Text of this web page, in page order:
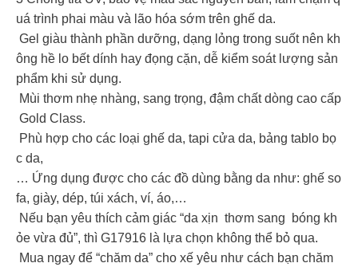
uá trình phai màu và lão hóa sớm trên ghế da.
Gel giàu thành phần dưỡng, dạng lỏng trong suốt nên kh
ông hề lo bết dính hay đọng cặn, dễ kiểm soát lượng sản
phẩm khi sử dụng.
Mùi thơm nhẹ nhàng, sang trọng, đậm chất dòng cao cấp
Gold Class.
️ Phù hợp cho các loại ghế da, tapi cửa da, bảng tablo bọ
c da,
… Ứng dụng được cho các đồ dùng bằng da như: ghế so
fa, giày, dép, túi xách, ví, áo,…
Nếu bạn yêu thích cảm giác “da xịn thơm sang bóng kh
ỏe vừa đủ”, thì G17916 là lựa chọn không thể bỏ qua.
‍️ Mua ngay để “chăm da” cho xế yêu như cách bạn chăm